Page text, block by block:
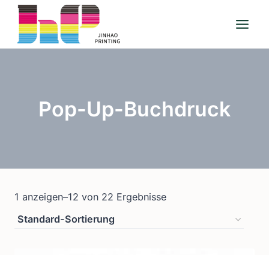
Zum
Inhalt
springen
Pop-Up-Buchdruck
1 anzeigen–12 von 22 Ergebnisse